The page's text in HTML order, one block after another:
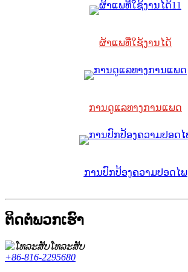
ຜ້າແພທີ່ໃຊ້ງານໄດ້
ການດູແລທາງການແພດ
ການປົກປ້ອງຄວາມປອດໄພ
ຕິດຕໍ່ພວກເຮົາ
ໂທລະສັບ
+86-816-2295680